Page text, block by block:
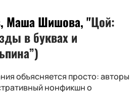
Маша Шишова, "Цой:
в буквах и
объясняется просто: авторы
нонфикшн о